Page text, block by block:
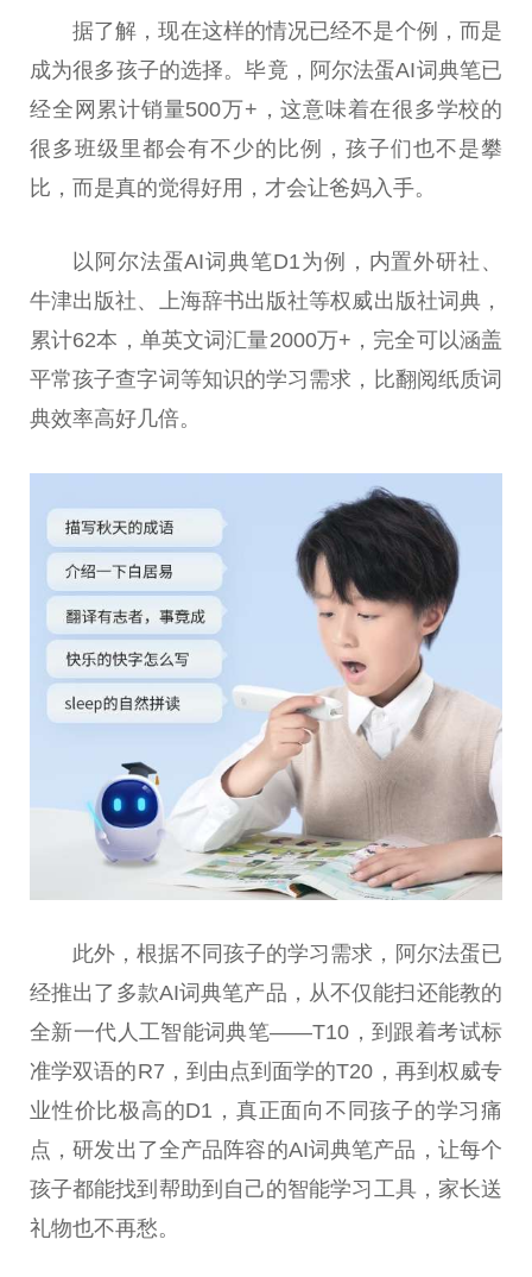
据了解，现在这样的情况已经不是个例，而是
成为很多孩子的选择。毕竟，阿尔法蛋AI词典笔已
经全网累计销量500万+，这意味着在很多学校的
很多班级里都会有不少的比例，孩子们也不是攀
比，而是真的觉得好用，才会让爸妈入手。
以阿尔法蛋AI词典笔D1为例，内置外研社、
牛津出版社、上海辞书出版社等权威出版社词典，
累计62本，单英文词汇量2000万+，完全可以涵盖
平常孩子查字词等知识的学习需求，比翻阅纸质词
典效率高好几倍。
此外，根据不同孩子的学习 需求，阿尔法蛋已
经推出了多款AI词典笔产品，从不仅能扫还能教的
全新一代人工智能词典笔——T10，到跟着考试标
准学双语的R7，到由点到面学的T20，再到权威专
业性价比极高的D1，真正面向不同孩子的学习 痛
点，研发出了全产品阵容的AI词典笔产品，让每个
孩子都能找到帮助到自己的智能学习 工具，家长送
礼物也不再愁。